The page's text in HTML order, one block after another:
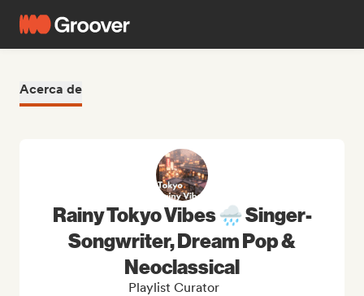
Acerca de
Rainy Tokyo Vibes 🌧️ Singer-
Songwriter, Dream Pop &
Neoclassical
Playlist Curator